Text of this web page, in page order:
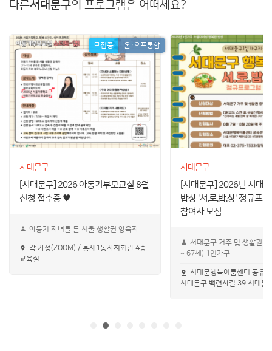
다른서대문구의 프로그램은 어떠세요?
모집중 온・오프통합
서대문구
[서대문구] 2026 아동기부모교실 8월
신청 접수중 ♥
아동기 자녀를 둔 서울 생활권 양육자
각 가정(ZOOM) / 홍제1동자치회관 4층
교육실
서대문구
[서대문구] 2026년 서대
밥상 '서.로.밥.상' 정규프
참여자 모집
서대문구 거주 및 생활권
~ 67세) 1인가구
서대문행복이룸센터 공유
서대문구 백련사길 39 서대문